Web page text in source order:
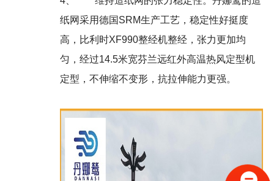
纸网采用德国SRM生产工艺，稳定性好挺度
高，比利时XF990整经机整经，张力更加均
匀，经过14.5米宽芬兰远红外高温热风定型机
定型，不伸缩不变形，抗拉伸能力更强。